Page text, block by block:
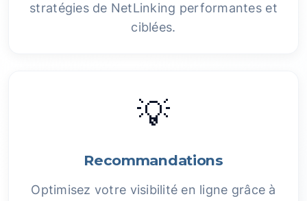
stratégies de NetLinking performantes et
ciblées.
💡
Recommandations
Optimisez votre visibilité en ligne grâce à